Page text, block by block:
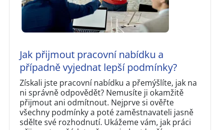
Jak přijmout pracovní nabídku a
případně vyjednat lepší podmínky?
Získali jste pracovní nabídku a přemýšlíte, jak na
ni správně odpovědět? Nemusíte ji okamžitě
přijmout ani odmítnout. Nejprve si ověřte
všechny podmínky a poté zaměstnavateli jasně
sdělte své rozhodnutí. Ukážeme vám, jak práci